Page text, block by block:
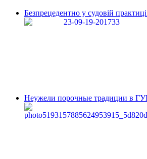
Безпрецедентно у судовій
Неужели порочные традиции в